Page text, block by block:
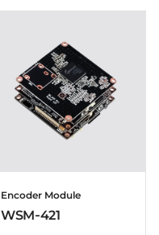
Encoder Module
WSM-421